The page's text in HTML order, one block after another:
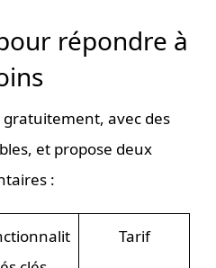
répondre à
avec des
et propose deux
:
Tarif